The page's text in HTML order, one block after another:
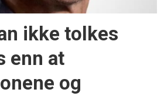
ikke tolkes
enn at
og